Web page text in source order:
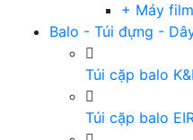
+ Máy
Balo - Túi đựng -
Túi cặp balo
Túi cặp balo